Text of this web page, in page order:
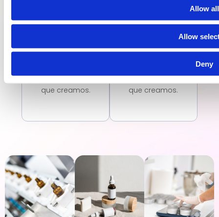
Allow all
Allow
Deny
de calidad en
fabricación y
cosméticos
que creamos.
de calidad en
fabricación y
cosméticos
que creamos.